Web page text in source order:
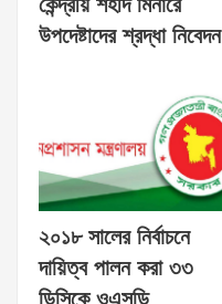
উপদেষ্টাদের শ্রদ্ধা নিবেদন
২০১৮ সালের নির্বাচনে
দায়িত্ব পালন করা ৩৩